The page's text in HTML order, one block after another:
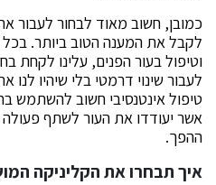
כמובן, חשוב מאוד לבחור לעבור
לקבל את המענה הטוב ביותר.
וטיפול בעור הפנים, עלינו לקחת
לעבור שינוי דרמטי בלי שיהיו
טיפול אינטנסיבי חשוב להשתמש
אשר יעודדו את העור לשתף
ההפך.
איך תבחרו את הקליניקה